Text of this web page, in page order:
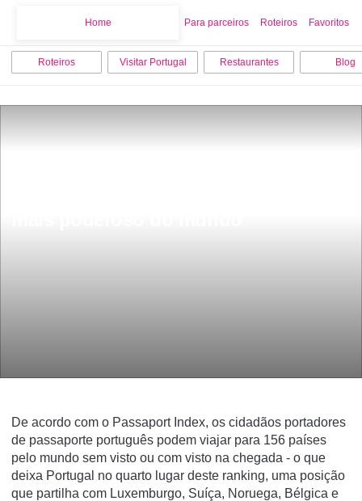
Home Para parceiros Roteiros Favoritos
Roteiros Visitar Portugal Restaurantes Blog
De acordo com o Passaport Index, os cidadãos portadores
de passaporte português podem viajar para 156 países
pelo mundo sem visto ou com visto na chegada - o que
deixa Portugal no quarto lugar deste ranking, uma posição
que partilha com Luxemburgo, Suíça, Noruega, Bélgica e